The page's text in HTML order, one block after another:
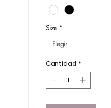
Size *
Elegir
Cantidad *